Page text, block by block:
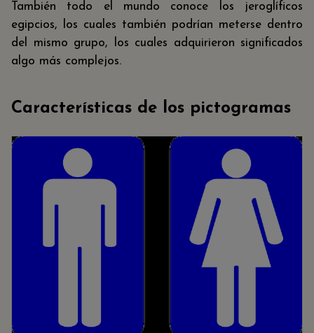
También todo el mundo conoce los jeroglíficos
egipcios, los cuales también podrían meterse dentro
del mismo grupo, los cuales adquirieron significados
algo más complejos.
Características de los pictogramas